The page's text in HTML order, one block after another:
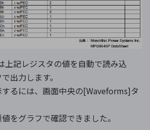
記レジスタの値を自動で読み込
出力します。
るには、画面中央の[Waveforms]タ
をグラフで確認できました。